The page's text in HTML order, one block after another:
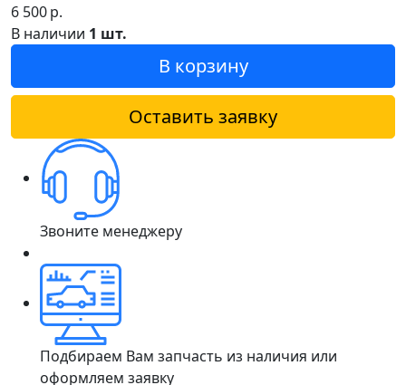
6 500р.
В наличии 1 шт.
В корзину
Оставить заявку
Звоните менеджеру
Подбираем Вам запчасть из наличия или
оформляем заявку